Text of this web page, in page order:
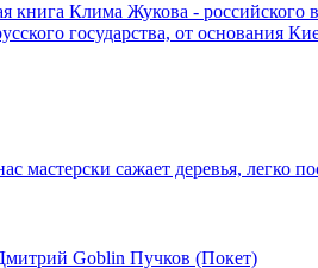
книга Клима Жукова - российского
государства, от основания
сажает деревья, легко